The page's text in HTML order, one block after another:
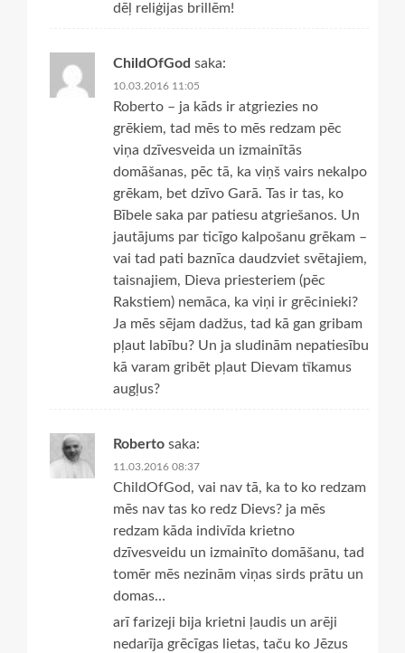
dēļ reliģijas brillēm!
ChildOfGod saka:
10.03.2016 11:05
Roberto – ja kāds ir atgriezies no
grēkiem, tad mēs to mēs redzam pēc
viņa dzīvesveida un izmainītās
domāšanas, pēc tā, ka viņš vairs nekalpo
grēkam, bet dzīvo Garā. Tas ir tas, ko
Bībele saka par patiesu atgriešanos. Un
jautājums par ticīgo kalpošanu grēkam –
vai tad pati baznīca daudzviet svētajiem,
taisnajiem, Dieva priesteriem (pēc
Rakstiem) nemāca, ka viņi ir grēcinieki?
Ja mēs sējam dadžus, tad kā gan gribam
pļaut labību? Un ja sludinām nepatiesību
kā varam gribēt pļaut Dievam tīkamus
augļus?
Roberto saka:
11.03.2016 08:37
ChildOfGod, vai nav tā, ka to ko redzam
mēs nav tas ko redz Dievs? ja mēs
redzam kāda indivīda krietno
dzīvesveidu un izmainīto domāšanu, tad
tomēr mēs nezinām viņas sirds prātu un
domas…
arī farizeji bija krietni ļaudis un arēji
nedarīja grēcīgas lietas, taču ko Jēzus